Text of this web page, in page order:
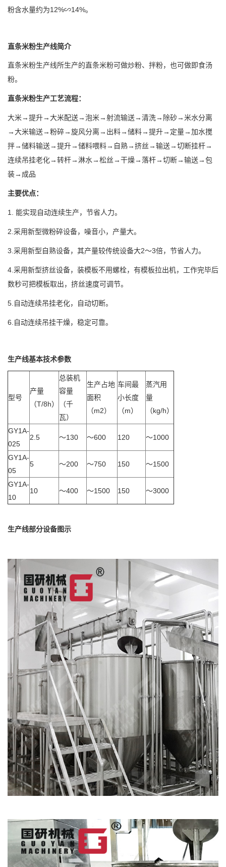
粉含水量约为12%∽14%。
直条米粉生产线简介
直条米粉生产线所生产的直条米粉可做炒粉、拌粉，也可做即食汤
粉。
直条米粉生产工艺流程：
大米→提升→大米配送→泡米→射流输送→清洗→除砂→米水分离
→大米输送→粉碎→旋风分离→出料→储料→提升→定量→加水搅
拌→储料输送→提升→储料喂料→自熟→挤丝→输送→切断挂杆→
连续吊挂老化→转杆→淋水→松丝→干燥→落杆→切断→输送→包
装→成品
主要优点：
1. 能实现自动连续生产，节省人力。
2.采用新型微粉碎设备，噪音小，产量大。
3.采用新型自熟设备，其产量较传统设备大2～3倍，节省人力。
4.采用新型挤丝设备，装模板不用螺栓，有模板拉出机，工作完毕后
数秒可把模板取出，挤丝速度可调节。
5.自动连续吊挂老化，自动切断。
6.自动连续吊挂干燥，稳定可靠。
生产线基本技术参数
型号
产量
（T/8h）
总装机
容量
（千
瓦）
生产占地
面积
（m2）
车间最
小长度
（m）
蒸汽用
量
（kg/h）
GY1A-
025
2.5 ～130 ～600 120 ～1000
GY1A-
05
5 ～200 ～750 150 ～1500
GY1A-
10
10 ～400 ～1500 150 ～3000
生产线部分设备图示